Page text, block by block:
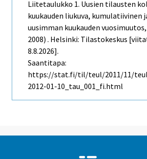
Liitetaulukko 1. Uusien tilausten
kuukauden liukuva, kumulatiivinen
uusimman kuukauden
2008) . Helsinki: Tilastokeskus
8.8.2026].
Saantitapa:
https://stat.fi/til/teul/2011/11/
2012-01-10_tau_001_fi.html